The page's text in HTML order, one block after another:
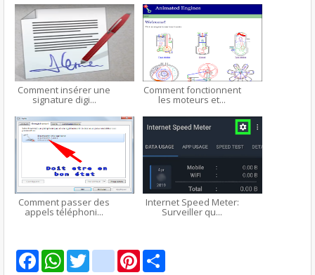
Comment insérer une
signature digi...
Comment fonctionnent
les moteurs et...
Comment passer des
appels téléphoni...
Internet Speed Meter:
Surveiller qu...
F
a
W
h
T g
m
P
i